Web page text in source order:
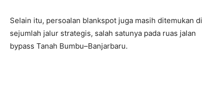
Selain itu, persoalan blankspot juga masih ditemukan di
sejumlah jalur strategis, salah satunya pada ruas jalan
bypass Tanah Bumbu–Banjarbaru.